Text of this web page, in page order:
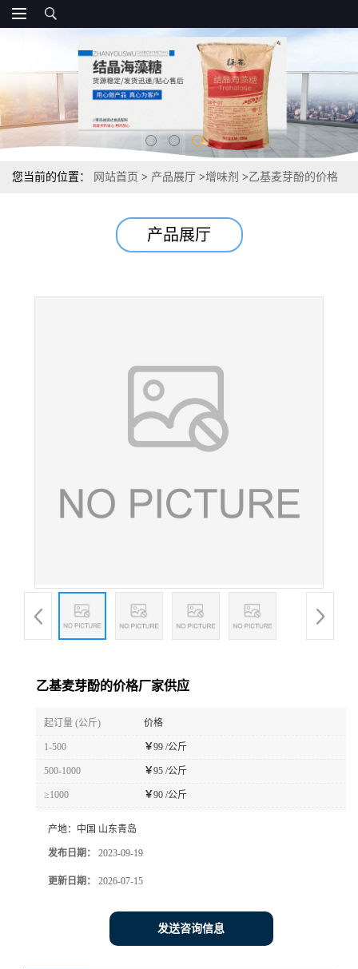
您当前的位置： 网站首页 > 产品展厅 >增味剂 >乙基麦芽酚的价格
产品展厅
乙基麦芽酚的价格厂家供应
起订量 (公斤) 价格
1-500 ￥99 /公斤
500-1000 ￥95 /公斤
≥1000 ￥90 /公斤
产地： 中国 山东青岛
发布日期： 2023-09-19
更新日期： 2026-07-15
发送咨询信息